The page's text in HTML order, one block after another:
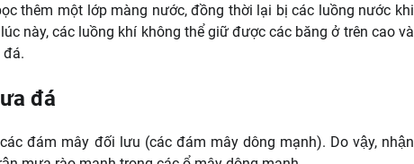
thêm một lớp màng nước, đồng thời lại bị các luồng nước khi
này, các luồng khí không thể giữ được các băng ở trên cao và
đá.
đá
đám mây đối lưu (các đám mây dông mạnh). Do vậy, nhận